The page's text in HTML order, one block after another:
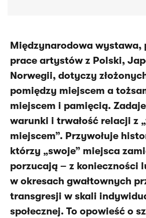
Międzynarodowa wystawa,
prace artystów z Polski,
Norwegii, dotyczy
pomiędzy miejscem a
miejscem i pamięcią.
warunki i trwałość relacji z
miejscem”. Przywołuje
którzy „swoje” miejsca
porzucają – z konieczności
w okresach gwałtownych
transgresji w skali
społecznej. To opowieść o